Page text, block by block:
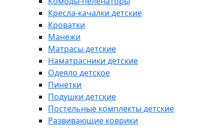
Кресла-качалки детские
Кроватки
Манежи
Матрасы детские
Наматрасники детские
Одеяло детское
Пинетки
Подушки детские
Постельные комплекты детские
Развивающие коврики